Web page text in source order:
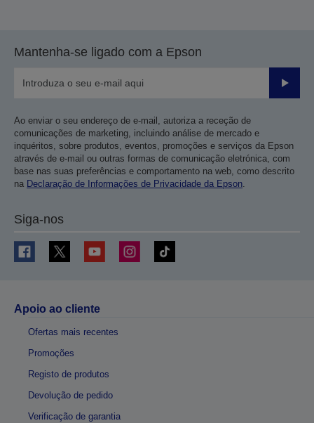
Mantenha-se ligado com a Epson
Enviar
Ao enviar o seu endereço de e-mail, autoriza a receção de
comunicações de marketing, incluindo análise de mercado e
inquéritos, sobre produtos, eventos, promoções e serviços da Epson
através de e-mail ou outras formas de comunicação eletrónica, com
base nas suas preferências e comportamento na web, como descrito
na Declaração de Informações de Privacidade da Epson.
Siga-nos
Apoio ao cliente
Ofertas mais recentes
Promoções
Registo de produtos
Devolução de pedido
Verificação de garantia